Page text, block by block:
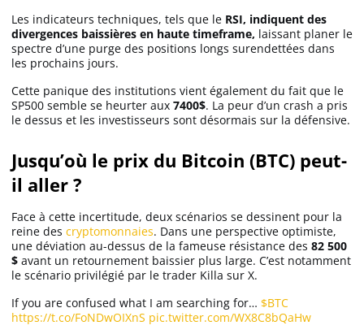
Les indicateurs techniques, tels que le RSI, indiquent des
divergences baissières en haute timeframe, laissant planer le
spectre d’une purge des positions longs surendettées dans
les prochains jours.
Cette panique des institutions vient également du fait que le
SP500 semble se heurter aux 7400$. La peur d’un crash a pris
le dessus et les investisseurs sont désormais sur la défensive.
Jusqu’où le prix du Bitcoin (BTC) peut-
il aller ?
Face à cette incertitude, deux scénarios se dessinent pour la
reine des cryptomonnaies. Dans une perspective optimiste,
une déviation au-dessus de la fameuse résistance des 82 500
$ avant un retournement baissier plus large. C’est notamment
le scénario privilégié par le trader Killa sur X.
If you are confused what I am searching for… $BTC
https://t.co/FoNDwOIXnS pic.twitter.com/WX8C8bQaHw